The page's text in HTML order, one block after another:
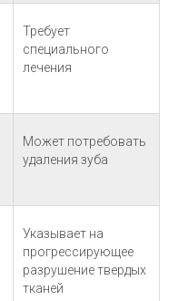
Требует
специального
лечения
Может потребовать
удаления зуба
Указывает на
прогрессирующее
разрушение твердых
тканей